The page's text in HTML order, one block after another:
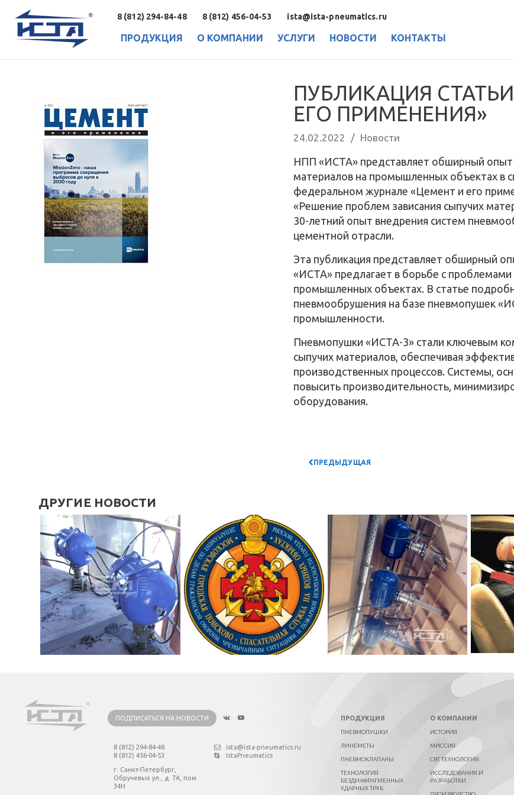
8 (812) 294-84-48 8 (812) 456-04-53 ista@ista-pneumatics.ru
ПРОДУКЦИЯ О КОМПАНИИ УСЛУГИ НОВОСТИ КОНТАКТЫ
ПУБЛИКАЦИЯ
ЕГО ПРИМЕНЕНИЯ»
24.02.2022 / Новости
НПП «ИСТА» представляет обширный опыт
материалов на промышленных объектах в
федеральном журнале «Цемент и его
«Решение проблем зависания сыпучих
30-летний опыт внедрения систем
цементной отрасли.
Эта публикация представляет обширный
«ИСТА» предлагает в борьбе с проблемами
промышленных объектах. В статье
пневмообрушения на базе пневмопушек
промышленности.
Пневмопушки «ИСТА-3» стали ключевым
сыпучих материалов, обеспечивая
производственных процессов. Системы,
повысить производительность,
оборудования.
ПРЕДЫДУЩАЯ
ДРУГИЕ НОВОСТИ
ПОДПИСАТЬСЯ НА НОВОСТИ
8 (812) 294-84-48
8 (812) 456-04-53
ista@ista-pneumatics.ru
IstaPneumatics
г. Санкт-Петербург,
Обручевых ул., д. 7А, пом.
34Н
ПРОДУКЦИЯ
ПНЕВМОПУШКИ
ЛИНЕМЕТЫ
ПНЕВМОКЛАПАНЫ
ТЕХНОЛОГИЯ
БЕЗДИАФРАГМЕННЫХ
УДАРНЫХ ТРУБ
О КОМПАНИИ
ИСТОРИЯ
МИССИЯ
СВТ ТЕХНОЛОГИЯ
ИССЛЕДОВАНИЯ И
РАЗРАБОТКИ